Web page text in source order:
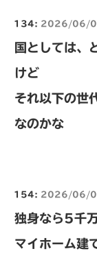
134: 2026/06/
国としては、
けど
それ以下の世
なのかな
154: 2026/06/
独身なら5千
マイホーム建